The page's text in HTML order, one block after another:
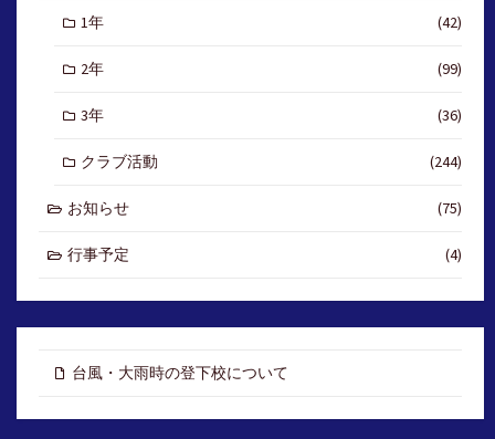
1年 (42)
2年 (99)
3年 (36)
クラブ活動 (244)
お知らせ (75)
行事予定 (4)
台風・大雨時の登下校について